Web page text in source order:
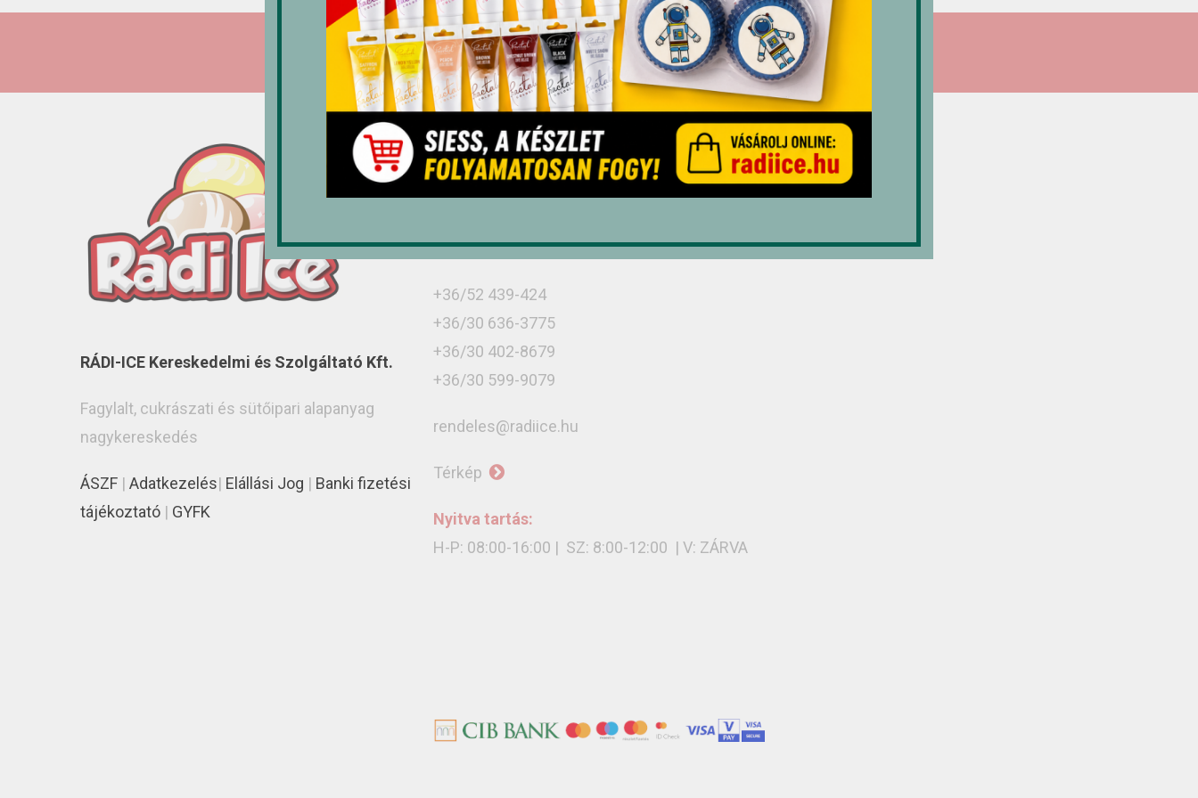
RÁDI-ICE Kereskedelmi és Szolgáltató Kft.
Fagylalt, cukrászati és sütőipari alapanyag
nagykereskedés
ÁSZF | Adatkezelés| Elállási Jog | Banki fizetési
tájékoztató | GYFK
Üzletünk
Debrecen, Monostorpályi út 9-11, 4030
+36/52 439-424
+36/30 636-3775
+36/30 402-8679
+36/30 599-9079
rendeles@radiice.hu
Térkép
Nyitva tartás:
H-P: 08:00-16:00 | SZ: 8:00-12:00 | V: ZÁRVA